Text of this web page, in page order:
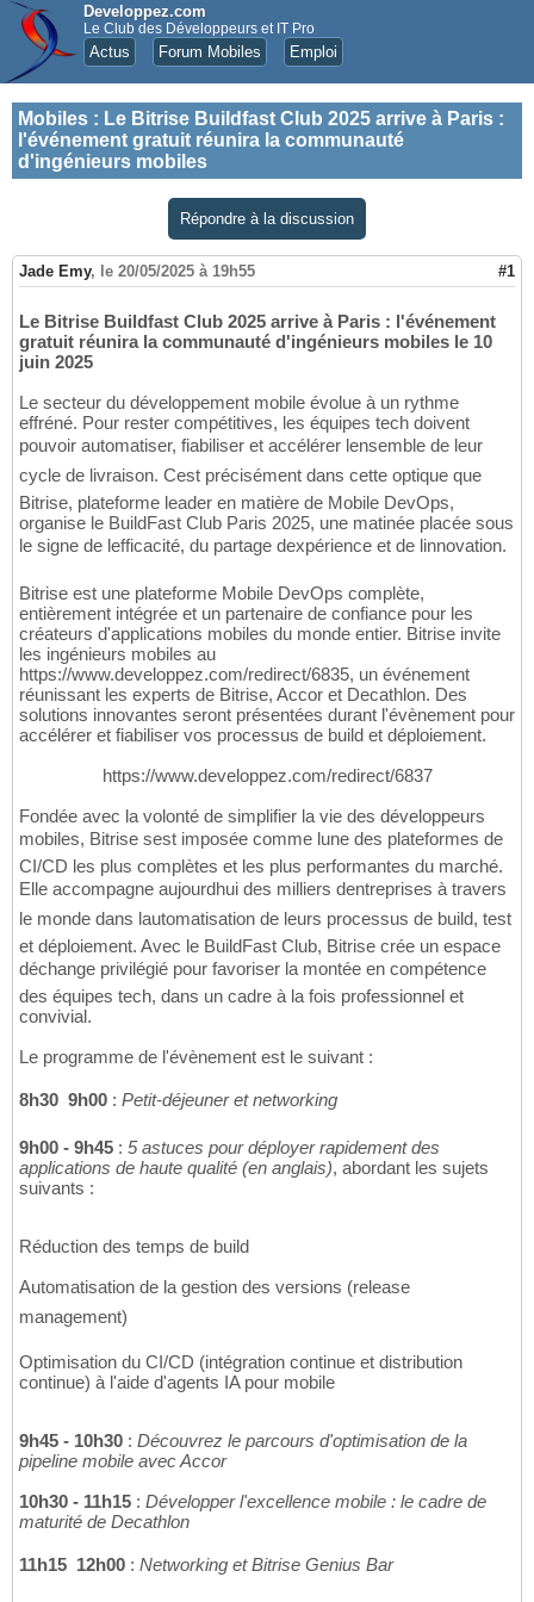
Developpez.com
Le Club des Développeurs et IT Pro
Actus Forum Mobiles Emploi
Mobiles : Le Bitrise Buildfast Club 2025 arrive à Paris :
l'événement gratuit réunira la communauté
d'ingénieurs mobiles
Répondre à la discussion
Jade Emy, le 20/05/2025 à 19h55 #1
Le Bitrise Buildfast Club 2025 arrive à Paris : l'événement
gratuit réunira la communauté d'ingénieurs mobiles le 10
juin 2025
Le secteur du développement mobile évolue à un rythme
effréné. Pour rester compétitives, les équipes tech doivent
pouvoir automatiser, fiabiliser et accélérer lensemble de leur
cycle de livraison. Cest précisément dans cette optique que
Bitrise, plateforme leader en matière de Mobile DevOps,
organise le BuildFast Club Paris 2025, une matinée placée sous
le signe de lefficacité, du partage dexpérience et de linnovation.
Bitrise est une plateforme Mobile DevOps complète,
entièrement intégrée et un partenaire de confiance pour les
créateurs d'applications mobiles du monde entier. Bitrise invite
les ingénieurs mobiles au
https://www.developpez.com/redirect/6835, un événement
réunissant les experts de Bitrise, Accor et Decathlon. Des
solutions innovantes seront présentées durant l'évènement pour
accélérer et fiabiliser vos processus de build et déploiement.
https://www.developpez.com/redirect/6837
Fondée avec la volonté de simplifier la vie des développeurs
mobiles, Bitrise sest imposée comme lune des plateformes de
CI/CD les plus complètes et les plus performantes du marché.
Elle accompagne aujourdhui des milliers dentreprises à travers
le monde dans lautomatisation de leurs processus de build, test
et déploiement. Avec le BuildFast Club, Bitrise crée un espace
déchange privilégié pour favoriser la montée en compétence
des équipes tech, dans un cadre à la fois professionnel et
convivial.
Le programme de l'évènement est le suivant :
8h30  9h00 : Petit-déjeuner et networking
9h00 - 9h45 : 5 astuces pour déployer rapidement des
applications de haute qualité (en anglais), abordant les sujets
suivants :
Réduction des temps de build
Automatisation de la gestion des versions (release
management)
Optimisation du CI/CD (intégration continue et distribution
continue) à l'aide d'agents IA pour mobile
9h45 - 10h30 : Découvrez le parcours d'optimisation de la
pipeline mobile avec Accor
10h30 - 11h15 : Développer l'excellence mobile : le cadre de
maturité de Decathlon
11h15  12h00 : Networking et Bitrise Genius Bar